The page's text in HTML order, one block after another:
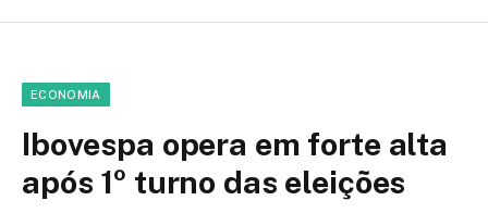
ECONOMIA
Ibovespa opera em forte alta
após 1º turno das eleições